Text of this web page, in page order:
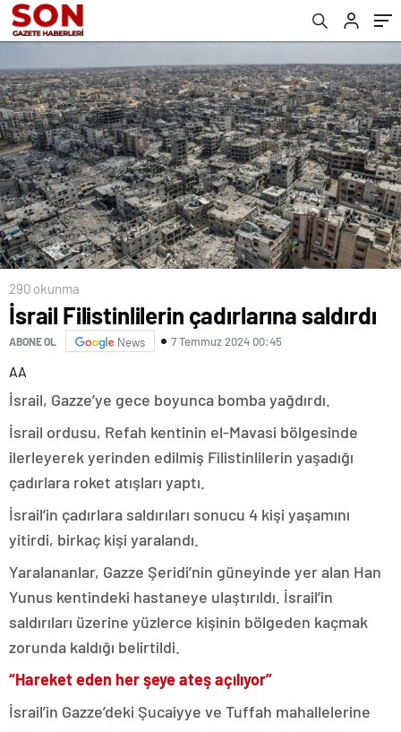
290 okunma
İsrail Filistinlilerin çadırlarına saldırdı
ABONE OL News 7 Temmuz 2024 00:45
AA
İsrail, Gazze’ye gece boyunca bomba yağdırdı.
İsrail ordusu, Refah kentinin el-Mavasi bölgesinde
ilerleyerek yerinden edilmiş Filistinlilerin yaşadığı
çadırlara roket atışları yaptı.
İsrail’in çadırlara saldırıları sonucu 4 kişi yaşamını
yitirdi, birkaç kişi yaralandı.
Yaralananlar, Gazze Şeridi’nin güneyinde yer alan Han
Yunus kentindeki hastaneye ulaştırıldı. İsrail’in
saldırıları üzerine yüzlerce kişinin bölgeden kaçmak
zorunda kaldığı belirtildi.
“Hareket eden her şeye ateş açılıyor”
İsrail’in Gazze’deki Şucaiyye ve Tuffah mahallelerine